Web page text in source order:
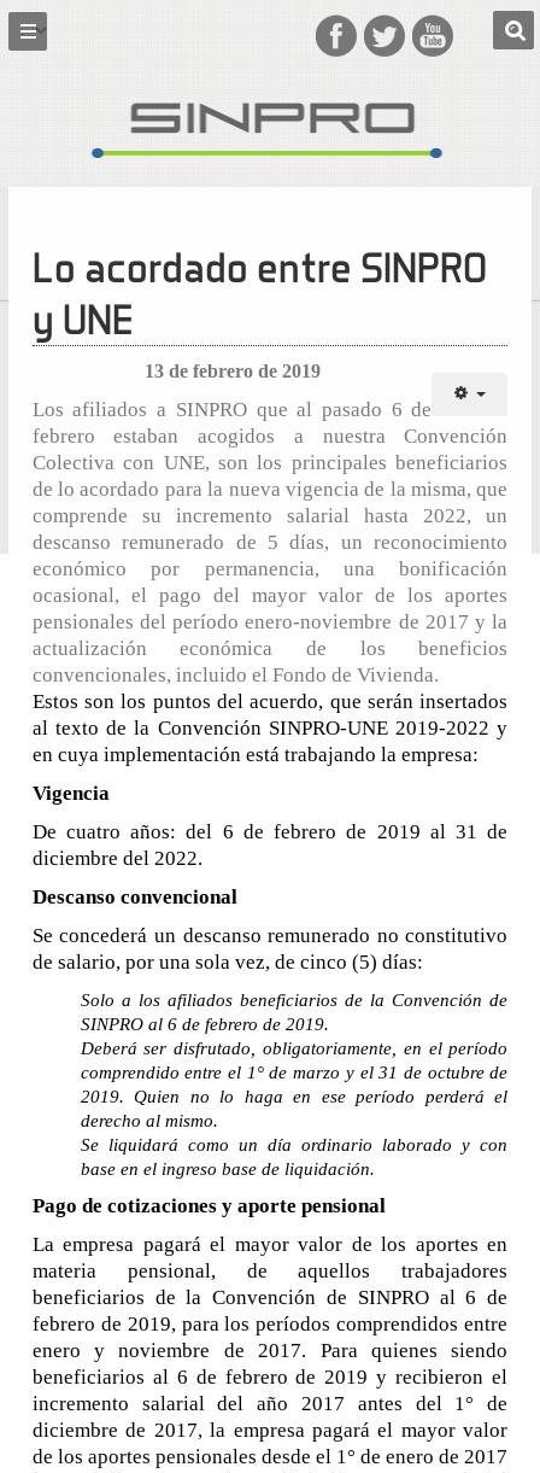
Lo acordado entre SINPRO
y UNE
13 de febrero de 2019
Los afiliados a SINPRO que al pasado 6 de
febrero estaban acogidos a nuestra Convención
Colectiva con UNE, son los principales beneficiarios
de lo acordado para la nueva vigencia de la misma, que
comprende su incremento salarial hasta 2022, un
descanso remunerado de 5 días, un reconocimiento
económico por permanencia, una bonificación
ocasional, el pago del mayor valor de los aportes
pensionales del período enero-noviembre de 2017 y la
actualización económica de los beneficios
convencionales, incluido el Fondo de Vivienda.
Estos son los puntos del acuerdo, que serán insertados
al texto de la Convención SINPRO-UNE 2019-2022 y
en cuya implementación está trabajando la empresa:
Vigencia
De cuatro años: del 6 de febrero de 2019 al 31 de
diciembre del 2022.
Descanso convencional
Se concederá un descanso remunerado no constitutivo
de salario, por una sola vez, de cinco (5) días:
Solo a los afiliados beneficiarios de la Convención de
SINPRO al 6 de febrero de 2019.
Deberá ser disfrutado, obligatoriamente, en el período
comprendido entre el 1° de marzo y el 31 de octubre de
2019. Quien no lo haga en ese período perderá el
derecho al mismo.
Se liquidará como un día ordinario laborado y con
base en el ingreso base de liquidación.
Pago de cotizaciones y aporte pensional
La empresa pagará el mayor valor de los aportes en
materia pensional, de aquellos trabajadores
beneficiarios de la Convención de SINPRO al 6 de
febrero de 2019, para los períodos comprendidos entre
enero y noviembre de 2017. Para quienes siendo
beneficiarios al 6 de febrero de 2019 y recibieron el
incremento salarial del año 2017 antes del 1° de
diciembre de 2017, la empresa pagará el mayor valor
de los aportes pensionales desde el 1° de enero de 2017